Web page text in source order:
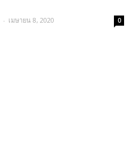
- เมษายน 8, 2020 0